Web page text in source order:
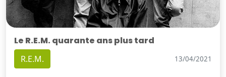
Le R.E.M. quarante ans plus tard
R.E.M. 13/04/2021